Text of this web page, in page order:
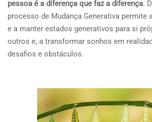
pessoa é a diferença que faz a diferença.
processo de Mudança Generativa permite
e a manter estados generativos para si
outros e, a transformar sonhos em
desafios e obstáculos.